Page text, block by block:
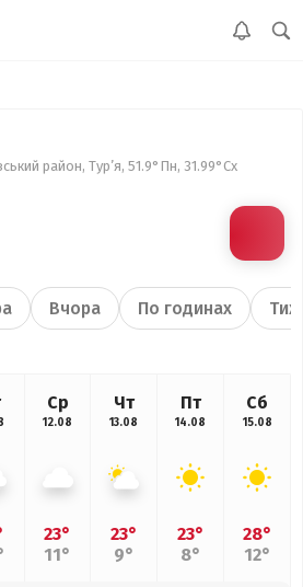
район, Тур’я, 51.9°Пн, 31.99°Сх
Вчора По годинах
Ср
12.08
23°
11°
Чт
13.08
23°
9°
Пт
14.08
23°
8°
Сб
15.08
28°
12°